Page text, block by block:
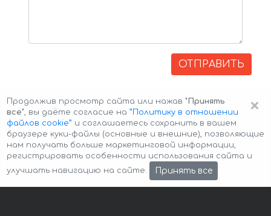
ОТПРАВИТЬ
Авторские права © 2026 Авто-Аренда Cookie Policy
×
Продолжив просмотр сайта или нажав "Принять
все", вы даёте согласие на ”Политику в отношении
файлов cookie” и соглашаетесь сохранить в вашем
браузере куки-файлы (основные и внешние), позволяющие
нам получать больше маркетинговой информации,
регистрировать особенности использования сайта и
улучшать навигацию на сайте.
Принять все